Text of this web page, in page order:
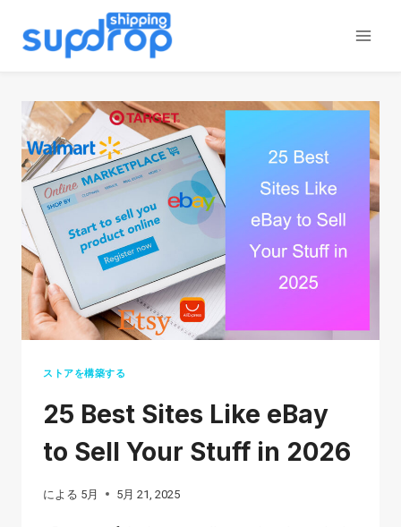
ストアを構築する
25 Best Sites Like eBay
to Sell Your Stuff in 2026
による 5月 5月 21, 2025